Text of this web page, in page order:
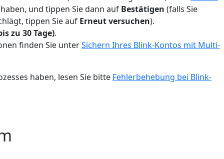
und tippen Sie dann auf Bestätigen (falls Sie
tippen Sie auf Erneut versuchen).
zu 30 Tage).
finden Sie unterSichern Ihres Blink-Kontos mit Multi-
haben, lesen Sie bitte Fehlerbehebung bei Blink-